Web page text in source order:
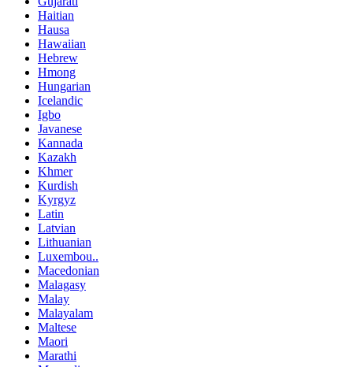
Haitian
Hausa
Hawaiian
Hebrew
Hmong
Hungarian
Icelandic
Igbo
Javanese
Kannada
Kazakh
Khmer
Kurdish
Kyrgyz
Latin
Latvian
Lithuanian
Luxembou..
Macedonian
Malagasy
Malay
Malayalam
Maltese
Maori
Marathi